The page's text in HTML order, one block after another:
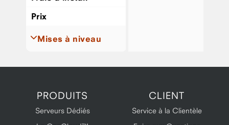
Prix
Mises à niveau
PRODUITS
Serveurs Dédiés
CLIENT
Service à la Clientèle